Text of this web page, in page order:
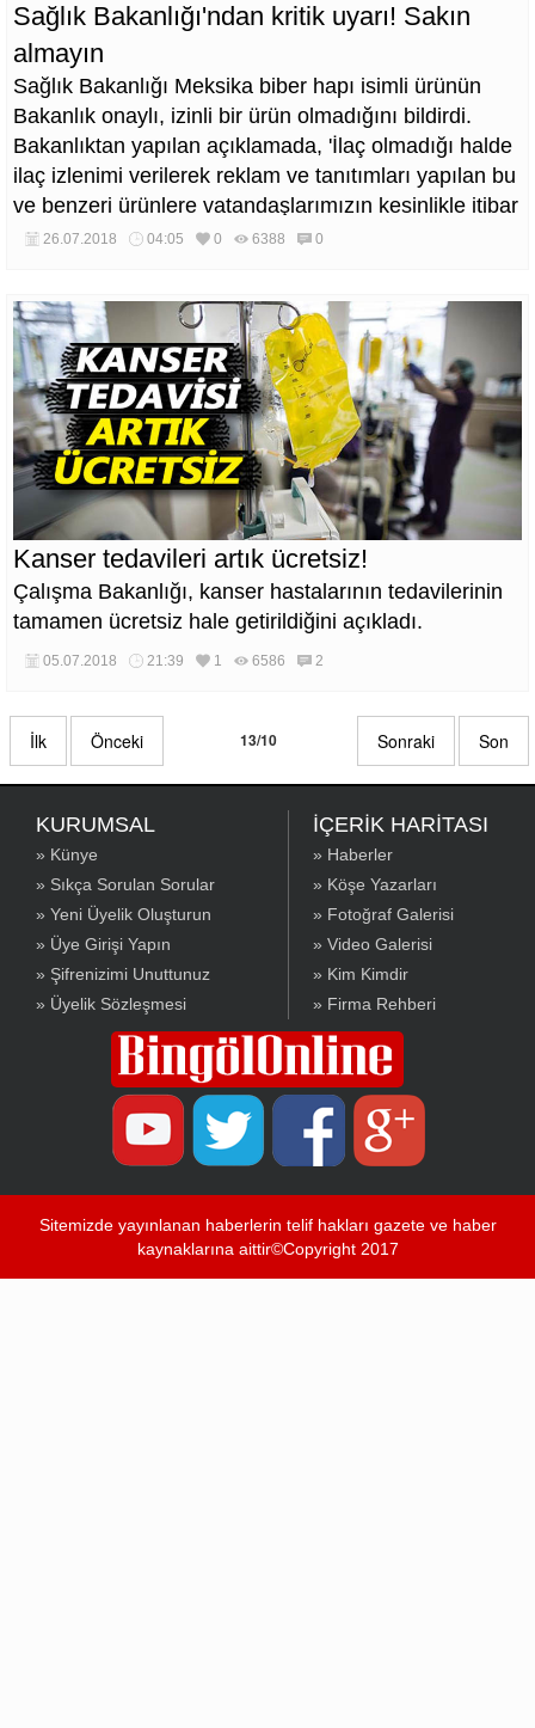
Sağlık Bakanlığı'ndan kritik uyarı! Sakın
almayın
Sağlık Bakanlığı Meksika biber hapı isimli ürünün
Bakanlık onaylı, izinli bir ürün olmadığını bildirdi.
Bakanlıktan yapılan açıklamada, 'İlaç olmadığı halde
ilaç izlenimi verilerek reklam ve tanıtımları yapılan bu
ve benzeri ürünlere vatandaşlarımızın kesinlikle itibar
etmemesi gerektiğini' belirtti.
26.07.2018 04:05 0 6388 0
Kanser tedavileri artık ücretsiz!
Çalışma Bakanlığı, kanser hastalarının tedavilerinin
tamamen ücretsiz hale getirildiğini açıkladı.
05.07.2018 21:39 1 6586 2
İlk Önceki 13/10 Sonraki Son
KURUMSAL
» Künye
» Sıkça Sorulan Sorular
» Yeni Üyelik Oluşturun
» Üye Girişi Yapın
» Şifrenizimi Unuttunuz
» Üyelik Sözleşmesi
İÇERİK HARİTASI
» Haberler
» Köşe Yazarları
» Fotoğraf Galerisi
» Video Galerisi
» Kim Kimdir
» Firma Rehberi
Sitemizde yayınlanan haberlerin telif hakları gazete ve haber
kaynaklarına aittir©Copyright 2017